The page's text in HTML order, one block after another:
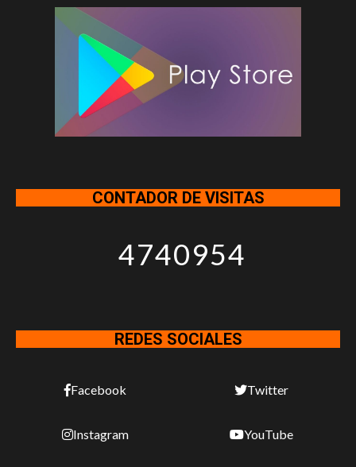
CONTADOR DE VISITAS
4740954
REDES SOCIALES
Facebook Twitter
Instagram YouTube